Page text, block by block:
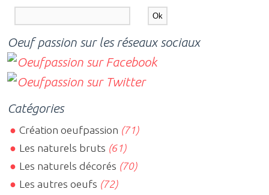
Oeuf passion sur les réseaux sociaux
Catégories
Création oeufpassion (71)
Les naturels bruts (61)
Les naturels décorés (70)
Les autres oeufs (72)